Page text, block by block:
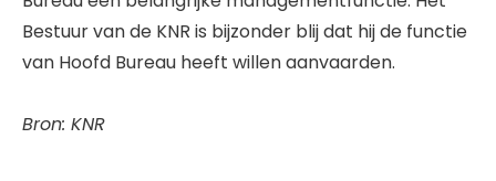
Bestuur van de KNR is bijzonder blij dat hij de functie
van Hoofd Bureau heeft willen aanvaarden.
Bron: KNR